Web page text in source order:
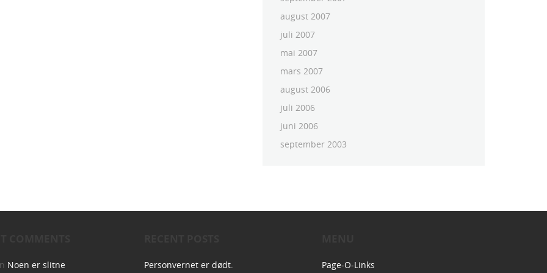
august 2007
juli 2007
mai 2007
mars 2007
august 2006
juli 2006
juni 2006
september 2003
Noen er slitne Personvernet er dødt. Page-O-Links